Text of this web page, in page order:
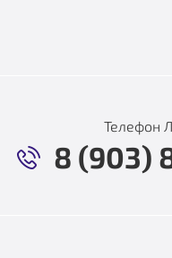
Телефон
8 (903)